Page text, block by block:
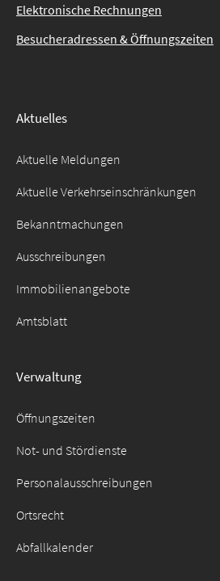
Elektronische Rechnungen
Besucheradressen & Öffnungszeiten
Aktuelles
Aktuelle Meldungen
Aktuelle Verkehrseinschränkungen
Bekanntmachungen
Ausschreibungen
Immobilienangebote
Amtsblatt
Verwaltung
Öffnungszeiten
Not- und Stördienste
Personalausschreibungen
Ortsrecht
Abfallkalender